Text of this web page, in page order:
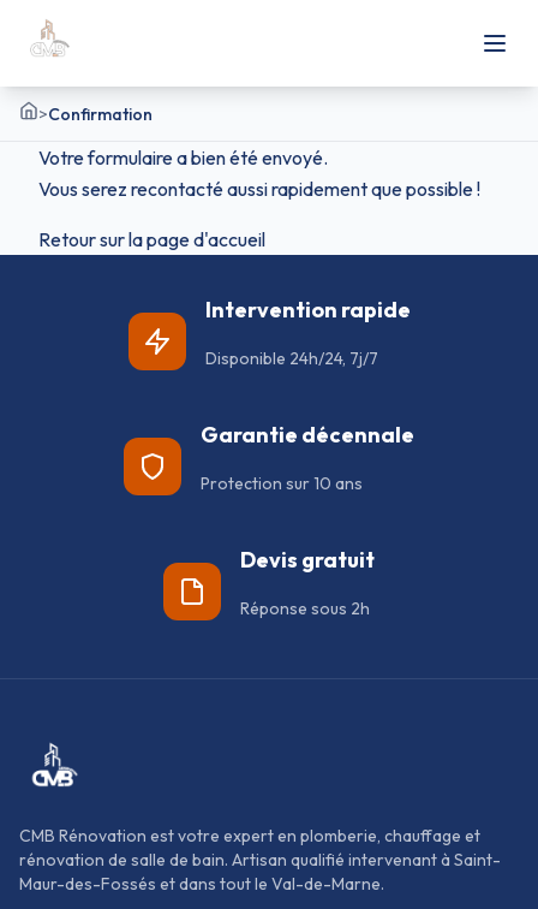
Accueil
>Confirmation
Votre formulaire a bien été envoyé.
Vous serez recontacté aussi rapidement que possible !
Retour sur la page d'accueil
Intervention rapide
Disponible 24h/24, 7j/7
Garantie décennale
Protection sur 10 ans
Devis gratuit
Réponse sous 2h
CMB Rénovation est votre expert en plomberie, chauffage et
rénovation de salle de bain. Artisan qualifié intervenant à Saint-
Maur-des-Fossés et dans tout le Val-de-Marne.